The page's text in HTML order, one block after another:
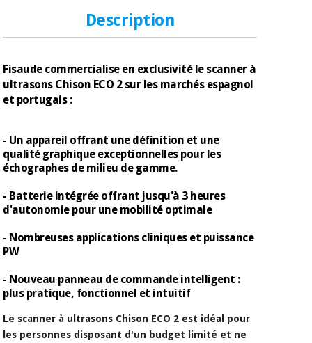
Armoires
sanitaires
Vétérinaire
Orthopédie
Instruments
(déstockage)
coronavirus
Aérobic,
fitness
Sports
jeux
Armoires
sanitaires
Vétérinaire
Description
Fisaude commercialise en exclusivité le scanner à
ultrasons Chison ECO 2 sur les marchés espagnol
et portugais :
- Un appareil offrant une définition et une
qualité graphique exceptionnelles pour les
échographes de milieu de gamme.
- Batterie intégrée offrant jusqu'à 3 heures
d'autonomie pour une mobilité optimale
- Nombreuses applications cliniques et puissance
PW
- Nouveau panneau de commande intelligent :
plus pratique, fonctionnel et intuitif
Le scanner à ultrasons Chison ECO 2 est idéal pour
les personnes disposant d'un budget limité et ne